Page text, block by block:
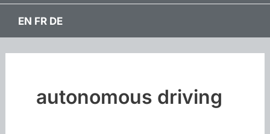
EN FR DE
autonomous driving